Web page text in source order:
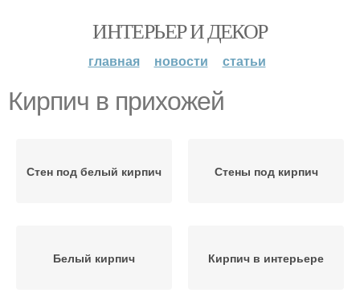
ИНТЕРЬЕР И ДЕКОР
главная новости статьи
Кирпич в прихожей
Стен под белый кирпич Стены под кирпич
Белый кирпич Кирпич в интерьере